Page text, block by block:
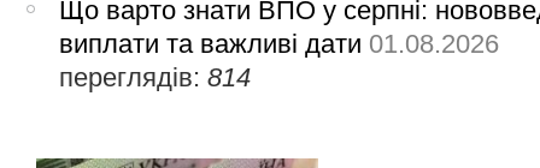
Що варто знати ВПО у серпні:
виплати та важливі дати 01.08.2026
переглядів:814